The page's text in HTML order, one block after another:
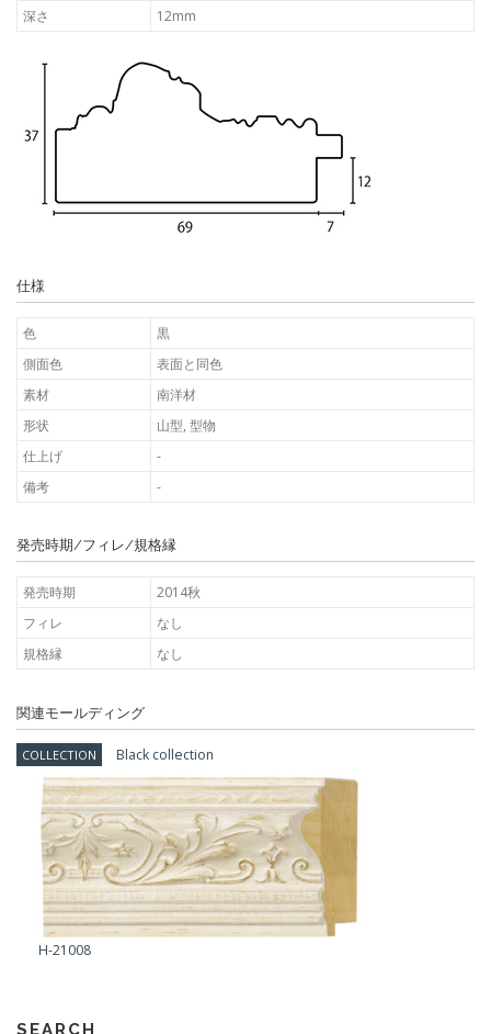
深さ
12mm
仕様
色
黒
側面色
表面と同色
素材
南洋材
形状
山型, 型物
仕上げ
-
備考
-
発売時期/フィレ/規格縁
発売時期
2014秋
フィレ
なし
規格縁
なし
関連モールディング
COLLECTION Black collection
H-21008
SEARCH